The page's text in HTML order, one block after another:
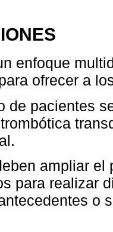
enfoque
ofrecer a
de pacientes
ampliar
para realizar
o